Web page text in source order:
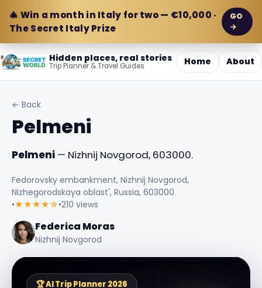
🎄 Win a month in Italy for two — €10,000 ·
The Secret Italy Prize
GO
→
Hidden places, real stories
Trip Planner & Travel Guides Home About
← Back
Pelmeni
Pelmeni — Nizhnij Novgorod, 603000.
Fedorovsky embankment, Nizhnij Novgorod,
Nizhegorodskaya oblast', Russia, 603000
•★★★★☆•210 views
Federica Moras
Nizhnij Novgorod
🏆 AI Trip Planner 2026